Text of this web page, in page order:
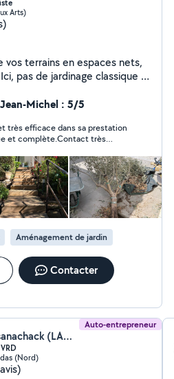
Arts)
vos terrains en espaces nets,
pas de jardinage classique :
envahis,
à l'abandon nous
redonner forme et lisibilité à
terrain,
Instagram :
Michel : 5/5
très efficace dans sa prestation
et complète.Contact très
Aménagement de jardin
Contacter
Auto-entrepreneur
Simon Sonesanachack (LAO.S TP)
(Nord)